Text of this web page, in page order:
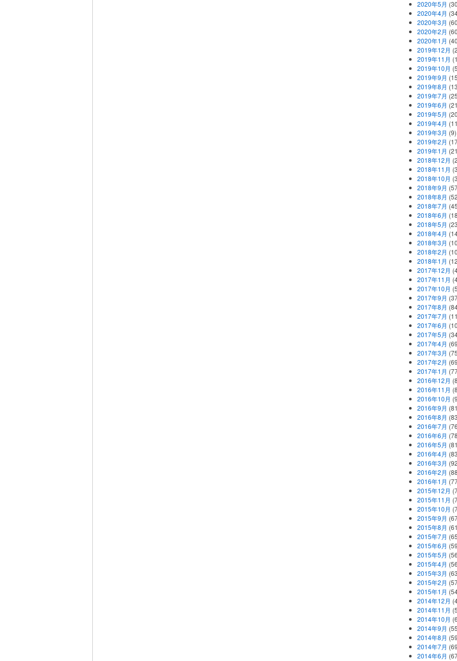
2020年5月
2020年4月
2020年3月
2020年2月
2020年1月
2019年12月
2019年11月
2019年10月
2019年9月
2019年8月
2019年7月
2019年6月
2019年5月
2019年4月
2019年3月 (9)
2019年2月
2019年1月
2018年12月
2018年11月
2018年10月
2018年9月
2018年8月
2018年7月
2018年6月
2018年5月
2018年4月
2018年3月
2018年2月
2018年1月
2017年12月
2017年11月
2017年10月
2017年9月
2017年8月
2017年7月
2017年6月
2017年5月
2017年4月
2017年3月
2017年2月
2017年1月
2016年12月
2016年11月
2016年10月
2016年9月
2016年8月
2016年7月
2016年6月
2016年5月
2016年4月
2016年3月
2016年2月
2016年1月
2015年12月
2015年11月
2015年10月
2015年9月
2015年8月
2015年7月
2015年6月
2015年5月
2015年4月
2015年3月
2015年2月
2015年1月
2014年12月
2014年11月
2014年10月
2014年9月
2014年8月
2014年7月
2014年6月